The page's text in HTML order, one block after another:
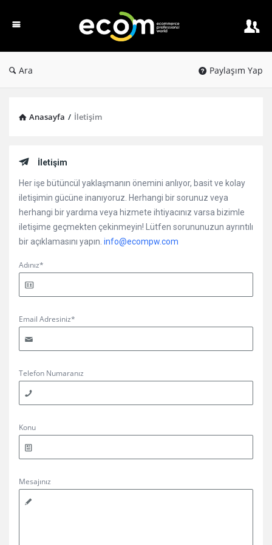
PW
Ara Paylaşım Yap
Anasayfa / İletişim
İletişim
Her işe bütüncül yaklaşmanın önemini anlıyor, basit ve kolay
iletişimin gücüne inanıyoruz. Herhangi bir sorunuz veya
herhangi bir yardıma veya hizmete ihtiyacınız varsa bizimle
iletişime geçmekten çekinmeyin! Lütfen sorununuzun ayrıntılı
bir açıklamasını yapın. info@ecompw.com
Adınız*
Email Adresiniz*
Telefon Numaranız
Konu
Mesajınız